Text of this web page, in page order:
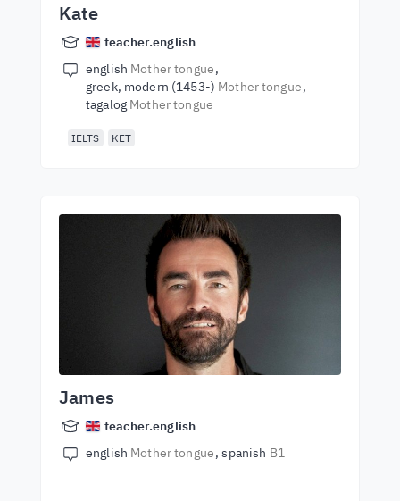
Kate
teacher.english
english Mother tongue
greek, modern (1453-) Mother tongue
tagalog Mother tongue
IELTS KET
James
teacher.english
english Mother tongue spanish B1